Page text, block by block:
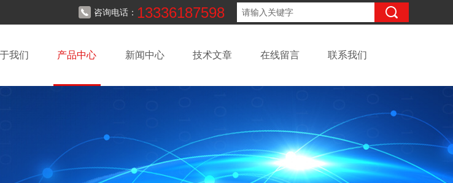
咨询电话： 13336187598
我们 产品中心 新闻中心 技术文章 在线留言 联系我们